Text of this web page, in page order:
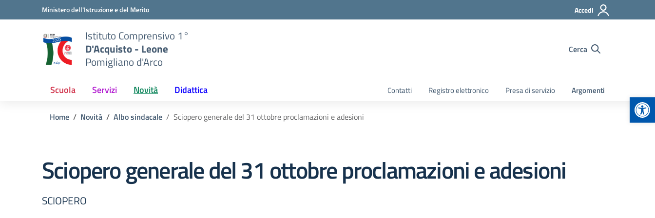
Vai ai contenuti
Vai al menu di navigazioneMinistero dell'Istruzione e del Merito Accedi
Istituto Comprensivo 1°
D'Acquisto - Leone
Pomigliano d'Arco
Cerca
Scuola Servizi Novità Didattica Contatti Registro elettronico Presa di servizio Argomenti
Home Novità Albo sindacale Sciopero generale del 31 ottobre proclamazioni e adesioni
Sciopero generale del 31 ottobre proclamazioni e adesioni
SCIOPERO